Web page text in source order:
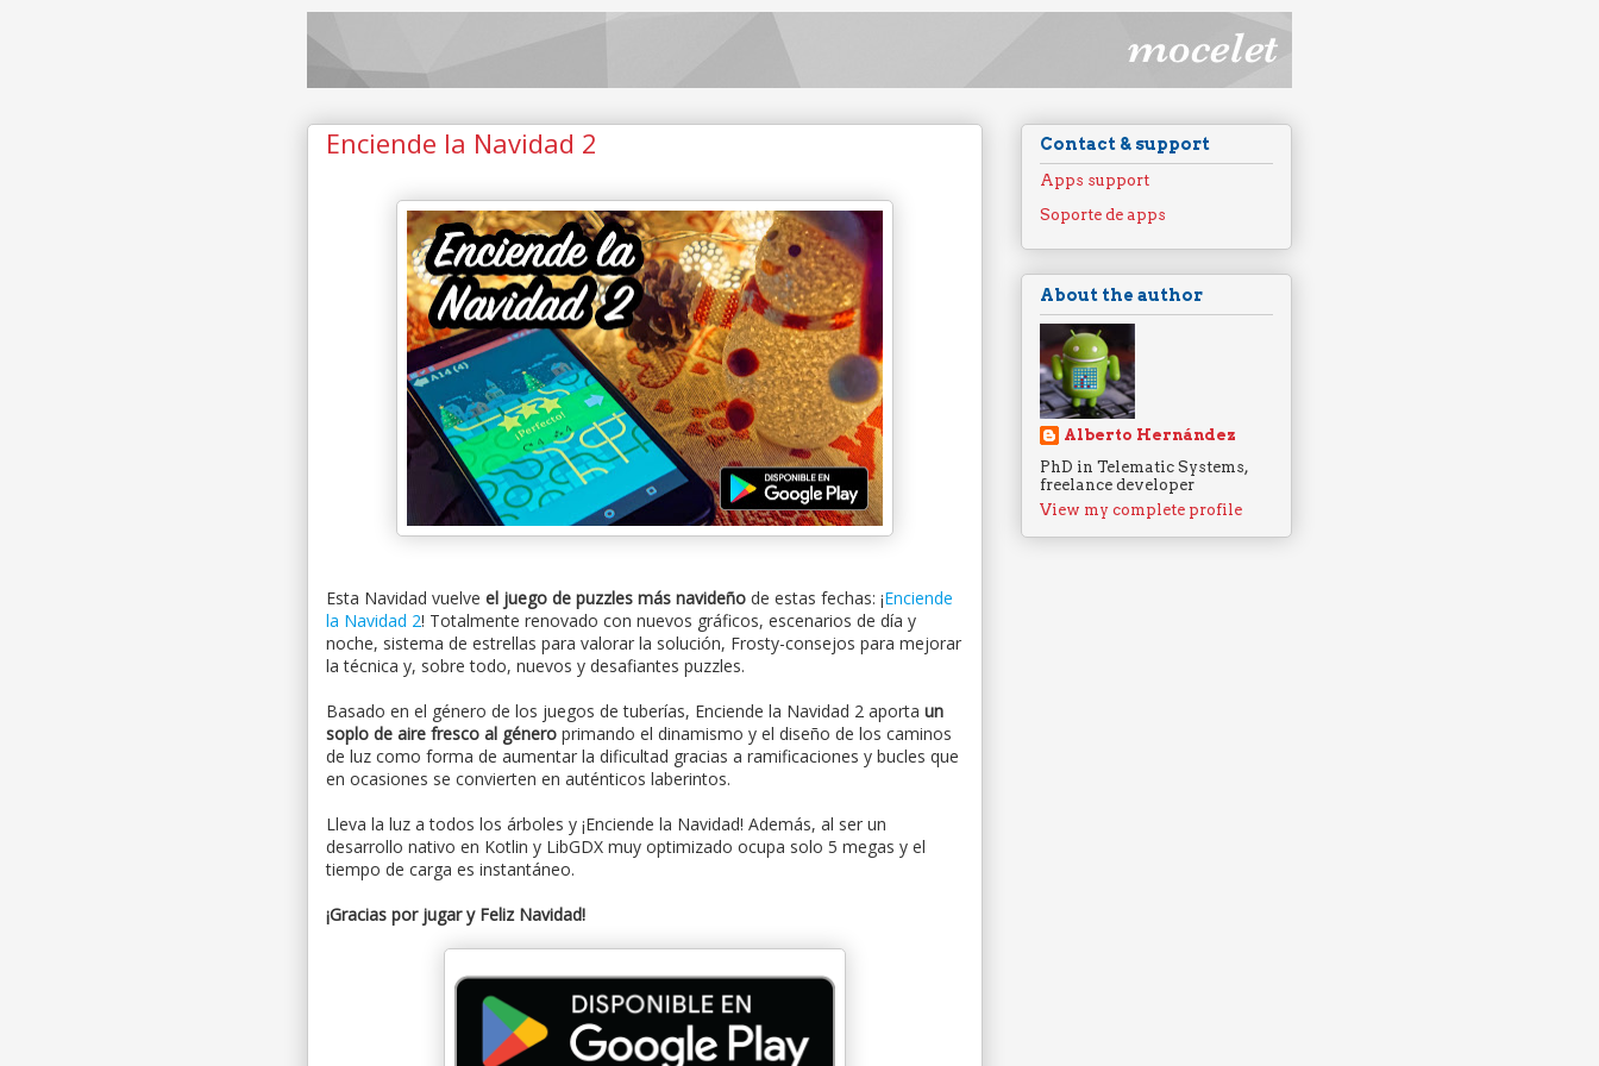
Enciende la Navidad 2
Esta Navidad vuelve el juego de puzzles más navideño de estas fechas: ¡Enciende
la Navidad 2! Totalmente renovado con nuevos gráficos, escenarios de día y
noche, sistema de estrellas para valorar la solución, Frosty-consejos para mejorar
la técnica y, sobre todo, nuevos y desafiantes puzzles.
Basado en el género de los juegos de tuberías, Enciende la Navidad 2 aporta un
soplo de aire fresco al género primando el dinamismo y el diseño de los caminos
de luz como forma de aumentar la dificultad gracias a ramificaciones y bucles que
en ocasiones se convierten en auténticos laberintos.
Lleva la luz a todos los árboles y ¡Enciende la Navidad! Además, al ser un
desarrollo nativo en Kotlin y LibGDX muy optimizado ocupa solo 5 megas y el
tiempo de carga es instantáneo.
¡Gracias por jugar y Feliz Navidad!
Contact & support
Apps support
Soporte de apps
About the author
Alberto Hernández
PhD in Telematic Systems,
freelance developer
View my complete profile